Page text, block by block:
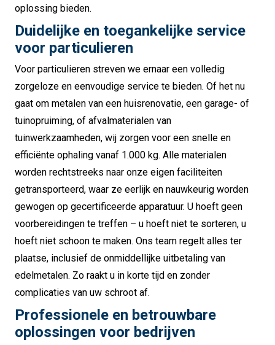
oplossing bieden.
Duidelijke en toegankelijke service
voor particulieren
Voor particulieren streven we ernaar een volledig
zorgeloze en eenvoudige service te bieden. Of het nu
gaat om metalen van een huisrenovatie, een garage- of
tuinopruiming, of afvalmaterialen van
tuinwerkzaamheden, wij zorgen voor een snelle en
efficiënte ophaling vanaf 1.000 kg. Alle materialen
worden rechtstreeks naar onze eigen faciliteiten
getransporteerd, waar ze eerlijk en nauwkeurig worden
gewogen op gecertificeerde apparatuur. U hoeft geen
voorbereidingen te treffen – u hoeft niet te sorteren, u
hoeft niet schoon te maken. Ons team regelt alles ter
plaatse, inclusief de onmiddellijke uitbetaling van
edelmetalen. Zo raakt u in korte tijd en zonder
complicaties van uw schroot af.
Professionele en betrouwbare
oplossingen voor bedrijven